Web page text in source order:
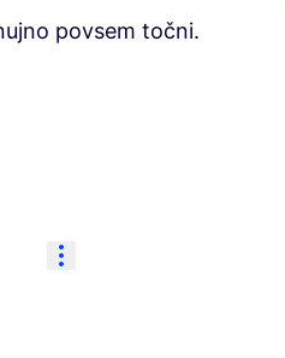
povsem točni.
Resource controls